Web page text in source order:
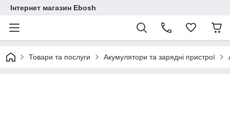
Інтернет магазин Ebosh
Товари та послуги Акумулятори та зарядні пристрої